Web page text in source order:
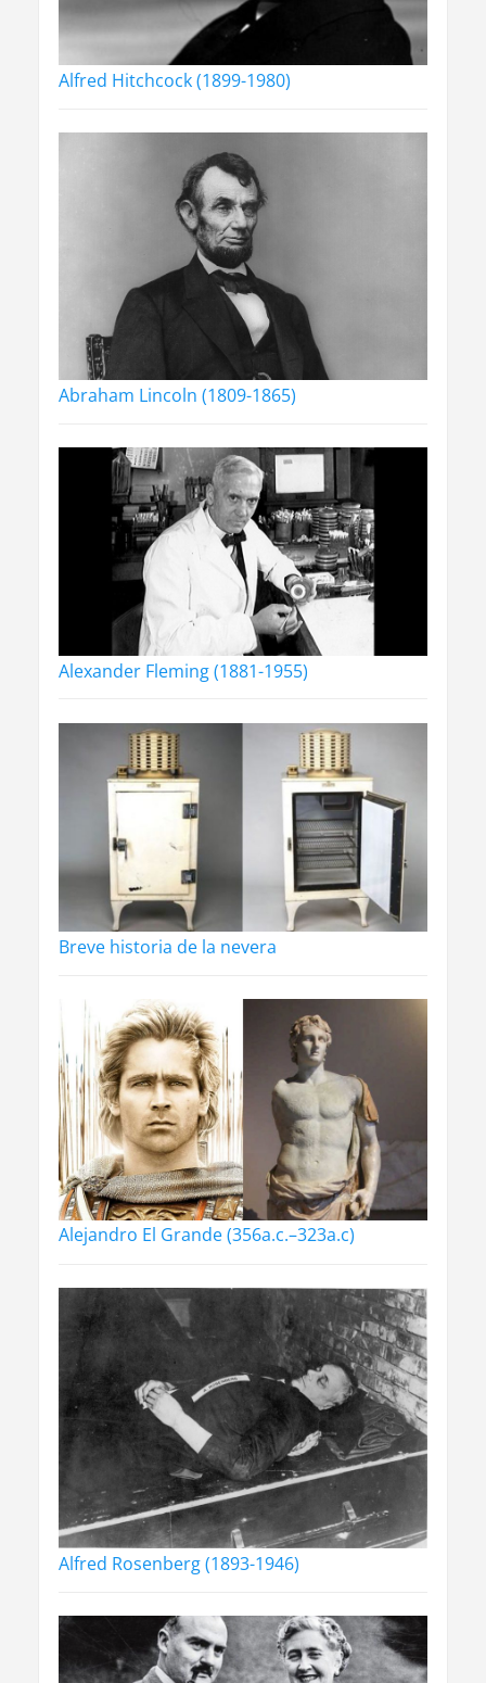
Alfred Hitchcock (1899-1980)
Abraham Lincoln (1809-1865)
Alexander Fleming (1881-1955)
Breve historia de la nevera
Alejandro El Grande (356a.c.–323a.c)
Alfred Rosenberg (1893-1946)